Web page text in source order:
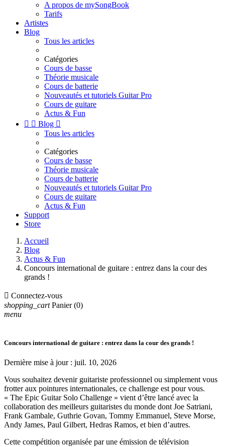
A propos de mySongBook
Tarifs
Artistes
Blog
Tous les articles
Catégories
Cours de basse
Théorie musicale
Cours de batterie
Nouveautés et tutoriels Guitar Pro
Cours de guitare
Actus & Fun
  Blog 
Tous les articles
Catégories
Cours de basse
Théorie musicale
Cours de batterie
Nouveautés et tutoriels Guitar Pro
Cours de guitare
Actus & Fun
Support
Store
Accueil
Blog
Actus & Fun
Concours international de guitare : entrez dans la cour des
grands !
 Connectez-vous
shopping_cart Panier (0)
menu
Concours international de guitare : entrez dans la cour des grands !
Dernière mise à jour : juil. 10, 2026
Vous souhaitez devenir guitariste professionnel ou simplement vous
frotter aux pointures internationales, ce challenge est pour vous.
« The Epic Guitar Solo Challenge » vient d’être lancé avec la
collaboration des meilleurs guitaristes du monde dont Joe Satriani,
Frank Gambale, Guthrie Govan, Tommy Emmanuel, Steve Morse,
Andy James, Paul Gilbert, Hedras Ramos, et bien d’autres.
Cette compétition organisée par une émission de télévision